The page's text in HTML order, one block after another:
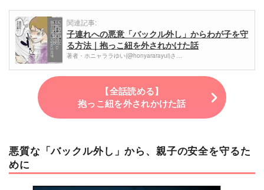
関連記事:
子連れへの悪意「バックル外し」からわが子を守
る方法｜抱っこ紐を外されかけた話
著者・ホニャララゆい(@honyararayui)さ…
【全話読める】
抱っこ紐を外されかけた話
悪質な「バックル外し」から、親子の安全を守るた
めに